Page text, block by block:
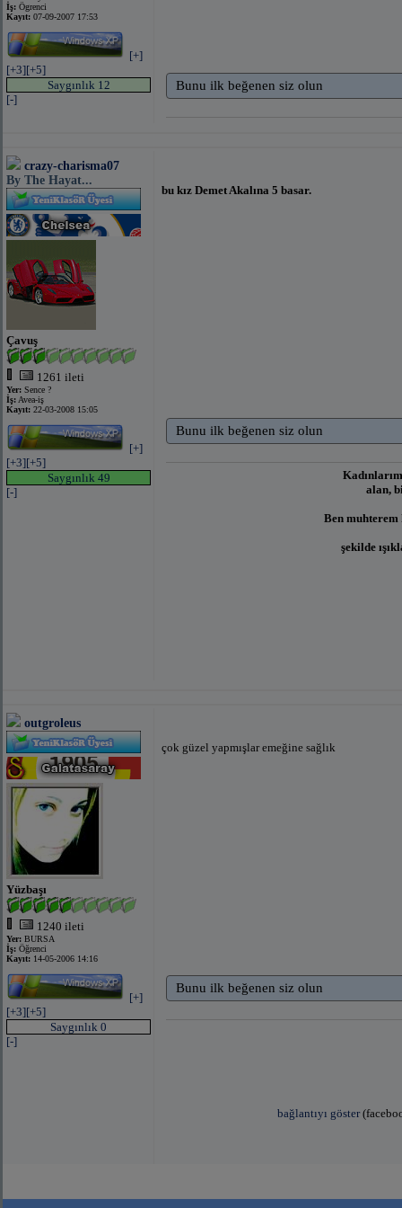
İş: Ögrenci
Kayıt: 07-09-2007 17:53
[+]
[+3][+5]
Saygınlık 12
[-]
Bunu ilk beğenen siz olun
crazy-charisma07
By The Hayat...
Çavuş
1261 ileti
Yer: Sence ?
İş: Avea-iş
Kayıt: 22-03-2008 15:05
[+]
[+3][+5]
Saygınlık 49
[-]
bu kız Demet Akalına 5 basar.
Bunu ilk beğenen siz olun
alan,
Ben muhterem
şekilde
outgroleus
Yüzbaşı
1240 ileti
Yer: BURSA
İş: Öğrenci
Kayıt: 14-05-2006 14:16
[+]
[+3][+5]
Saygınlık 0
[-]
çok güzel yapmışlar emeğine sağlık
Bunu ilk beğenen siz olun
bağlantıyı göster